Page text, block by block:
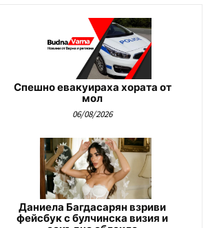
Спешно евакуираха хората от
мол
06/08/2026
Даниела Багдасарян взриви
фейсбук с булчинска визия и